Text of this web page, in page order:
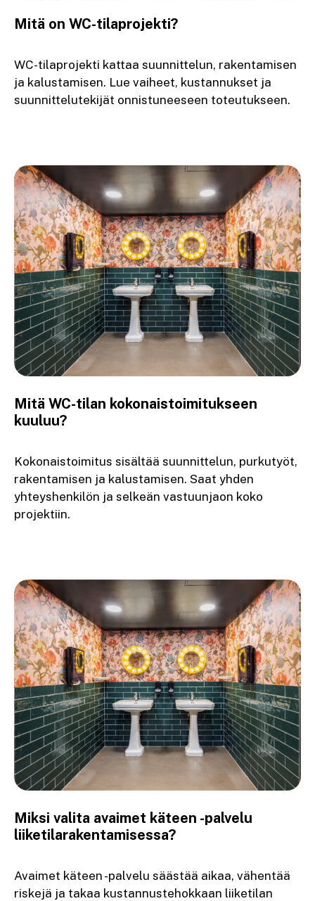
Mitä on WC-tilaprojekti?
WC-tilaprojekti kattaa suunnittelun, rakentamisen
ja kalustamisen. Lue vaiheet, kustannukset ja
suunnittelutekijät onnistuneeseen toteutukseen.
Mitä WC-tilan kokonaistoimitukseen
kuuluu?
Kokonaistoimitus sisältää suunnittelun, purkutyöt,
rakentamisen ja kalustamisen. Saat yhden
yhteyshenkilön ja selkeän vastuunjaon koko
projektiin.
Miksi valita avaimet käteen -palvelu
liiketilarakentamisessa?
Avaimet käteen -palvelu säästää aikaa, vähentää
riskejä ja takaa kustannustehokkaan liiketilan